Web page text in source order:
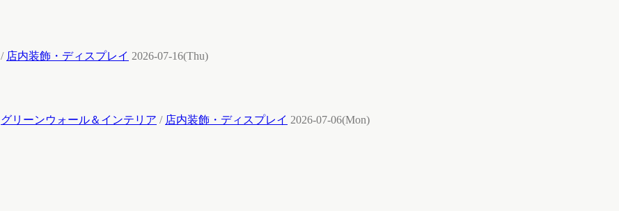
/ 店内装飾・ディスプレイ 2026-07-16(Thu)
グリーンウォール＆インテリア / 店内装飾・ディスプレイ 2026-07-06(Mon)